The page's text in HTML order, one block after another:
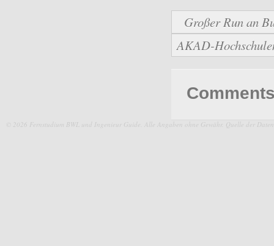
Großer Run an
AKAD-
© 2026 Fernstudium BWL und Ingenieur Guide. Alle Angaben ohne Gewähr. Quelle der